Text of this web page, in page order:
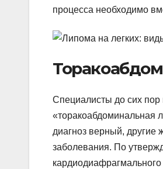
процесса необходимо
Специалисты до сих
«торакоабдоминальная
диагноз верный, другие
заболевания. По